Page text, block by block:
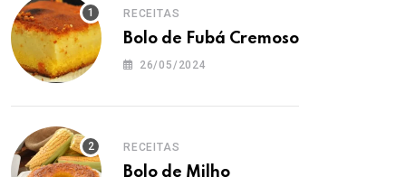
RECEITAS
Bolo de Fubá Cremoso
26/05/2024
RECEITAS
Bolo de Milho